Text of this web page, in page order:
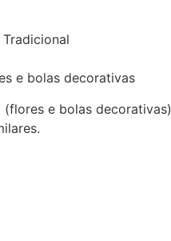
Tradicional
e bolas decorativas
e bolas